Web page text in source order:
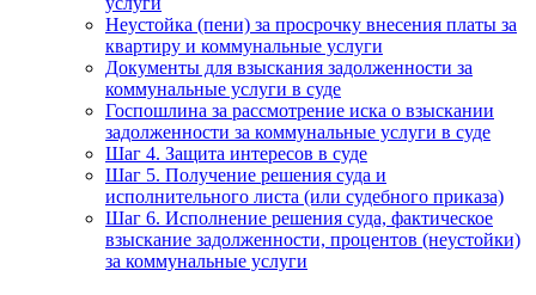
Неустойка (пени) за просрочку внесения платы за
квартиру и коммунальные услуги
Документы для взыскания задолженности за
коммунальные услуги в суде
Госпошлина за рассмотрение иска о взыскании
задолженности за коммунальные услуги в суде
Шаг 4. Защита интересов в суде
Шаг 5. Получение решения суда и
исполнительного листа (или судебного приказа)
Шаг 6. Исполнение решения суда, фактическое
взыскание задолженности, процентов (неустойки)
за коммунальные услуги